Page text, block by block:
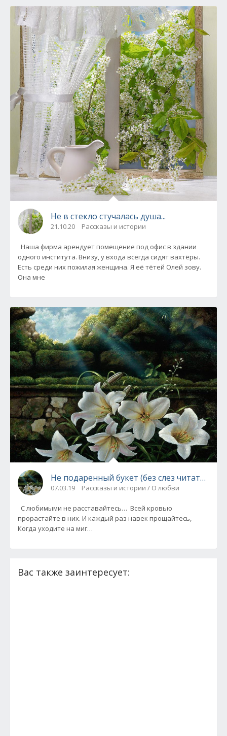
Не в стекло стучалась душа...
21.10.20 Рассказы и истории
Наша фирма арендует помещение под офис в здании
одного института. Внизу, у входа всегда сидят вахтёры.
Есть среди них пожилая женщина. Я её тётей Олей зову.
Она мне
Не подаренный букет (без слез читать
07.03.19 Рассказы и истории / О любви
С любимыми не расставайтесь… Всей кровью
прорастайте в них. И каждый раз навек прощайтесь,
Вас также заинтересует: